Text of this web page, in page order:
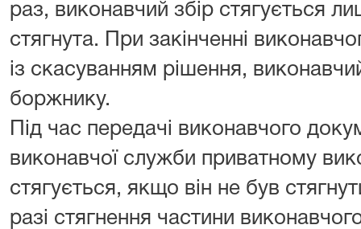
раз, виконавчий збір стягується
стягнута. При закінченні
із скасуванням рішення,
боржнику.
Під час передачі виконавчого
виконавчої служби приватному
стягується, якщо він не був
разі стягнення частини